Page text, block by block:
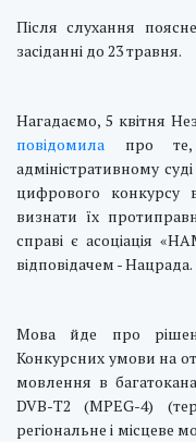
Після слухання
засіданні до 23 травня.
Нагадаємо, 5 квітня
повідомила про те,
адміністративному
цифрового конкурсу
визнати їх
справі є асоціація
відповідачем - Нацрада.
Мова йде про
Конкурсних умови на
мовлення в
DVВ-Т2 (МРЕG-4)
регіональне і